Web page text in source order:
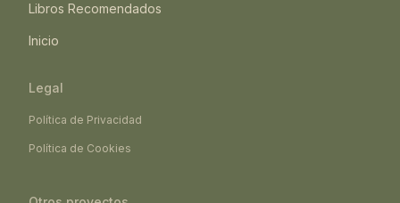
Libros Recomendados
Inicio
Legal
Política de Privacidad
Política de Cookies